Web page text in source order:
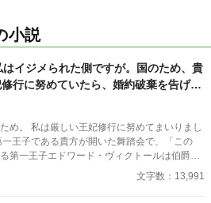
小説
はイジメられた側ですが。国のため、貴
行に努めていたら、婚約破棄を告げら
れました。
め。 私は厳しい王妃修行に努めてまいりまし
王子である貴方が開いた舞踏会で、「この
第一王子エドワード・ヴィクトールは伯爵令
シアと婚約破棄する」 と宣言されるなん
文字数：13,991